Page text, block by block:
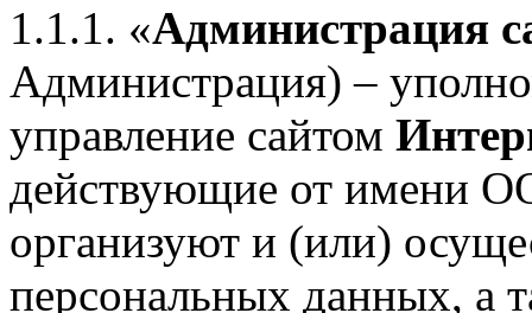
1.1.1. «Администрация
Администрация) –
управление сайтом
действующие от имени
организуют и (или)
персональных данных, а